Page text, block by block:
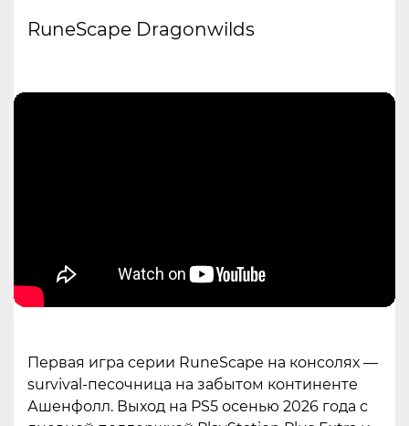
RuneScape Dragonwilds
Первая игра серии RuneScape на консолях —
survival-песочница на забытом континенте
Ашенфолл. Выход на PS5 осенью 2026 года с